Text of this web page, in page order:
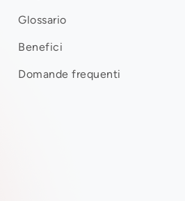
Glossario
Benefici
Domande frequenti